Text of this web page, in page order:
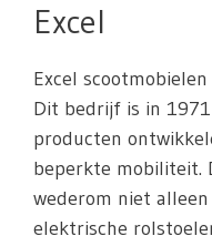
Excel
Excel
Dit bedrijf is in
producten
beperkte mobiliteit.
wederom niet
elektrische